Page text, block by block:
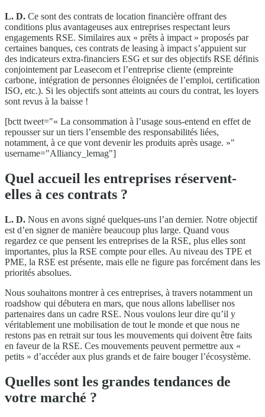
L. D. Ce sont des contrats de location financière offrant des
conditions plus avantageuses aux entreprises respectant leurs
engagements RSE. Similaires aux « prêts à impact » proposés par
certaines banques, ces contrats de leasing à impact s’appuient sur
des indicateurs extra-financiers ESG et sur des objectifs RSE définis
conjointement par Leasecom et l’entreprise cliente (empreinte
carbone, intégration de personnes éloignées de l’emploi, certification
ISO, etc.). Si les objectifs sont atteints au cours du contrat, les loyers
sont revus à la baisse !
[bctt tweet="« La consommation à l’usage sous-entend en effet de
repousser sur un tiers l’ensemble des responsabilités liées,
notamment, à ce que vont devenir les produits après usage. »"
username="Alliancy_lemag"]
Quel accueil les entreprises réservent-
elles à ces contrats ?
L. D. Nous en avons signé quelques-uns l’an dernier. Notre objectif
est d’en signer de manière beaucoup plus large. Quand vous
regardez ce que pensent les entreprises de la RSE, plus elles sont
importantes, plus la RSE compte pour elles. Au niveau des TPE et
PME, la RSE est présente, mais elle ne figure pas forcément dans les
priorités absolues.
Nous souhaitons montrer à ces entreprises, à travers notamment un
roadshow qui débutera en mars, que nous allons labelliser nos
partenaires dans un cadre RSE. Nous voulons leur dire qu’il y
véritablement une mobilisation de tout le monde et que nous ne
restons pas en retrait sur tous les mouvements qui doivent être faits
en faveur de la RSE. Ces mouvements peuvent permettre aux «
petits » d’accéder aux plus grands et de faire bouger l’écosystème.
Quelles sont les grandes tendances de
votre marché ?